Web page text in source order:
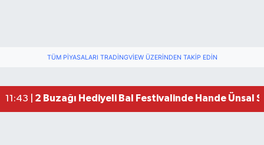
TÜM PIYASALARI TRADINGVIEW ÜZERINDEN TAKIP EDIN
11:43 | 2 Buzağı Hediyeli Bal Festivalinde Hande Ünsal